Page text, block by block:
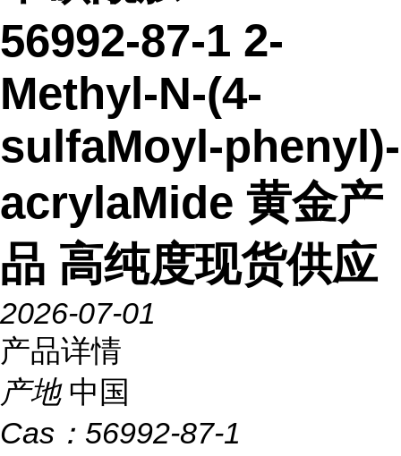
56992-87-1 2-
Methyl-N-(4-
sulfaMoyl-phenyl)-
acrylaMide 黄金产
品 高纯度现货供应
2026-07-01
产品详情
产地 中国
Cas： 56992-87-1